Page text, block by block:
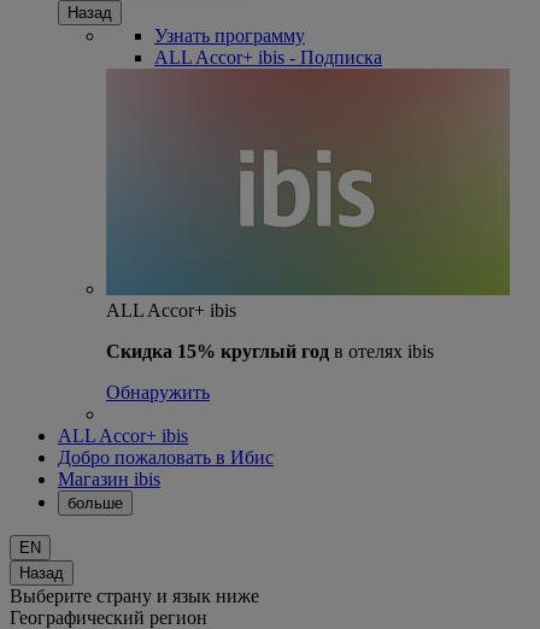
Назад
Узнать программу
ALL Accor+ ibis - Подписка
ALL Accor+ ibis
Скидка 15% круглый год в отелях ibis
Обнаружить
ALL Accor+ ibis
Добро пожаловать в Ибис
Магазин ibis
больше
EN
Назад
Выберите страну и язык ниже
Географический регион